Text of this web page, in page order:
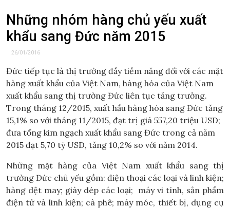
Những nhóm hàng chủ yếu xuất
khẩu sang Đức năm 2015
26/01/2016
Đức tiếp tục là thị trường đầy tiềm năng đối với các mặt
hàng xuất khẩu của Việt Nam, hàng hóa của Việt Nam
xuất khẩu sang thị trường Đức liên tục tăng trưởng.
Trong tháng 12/2015, xuất hẩu hàng hóa sang Đức tăng
15,1% so với tháng 11/2015, đạt trị giá 557,20 triệu USD;
đưa tổng kim ngạch xuất khẩu sang Đức trong cả năm
2015 đạt 5,70 tỷ USD, tăng 10,2% so với năm 2014.
Những mặt hàng của Việt Nam xuất khẩu sang thị
trường Đức chủ yếu gồm: điện thoại các loại và linh kiện;
hàng dệt may; giày dép các loại; máy vi tính, sản phẩm
điện tử và linh kiện; cà phê; máy móc, thiết bị, dụng cụ